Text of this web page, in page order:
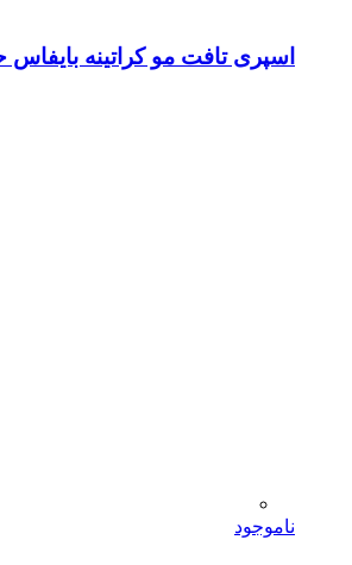
اسپری تافت مو کراتینه بایفاس حجم ۴۰۰
ناموجود